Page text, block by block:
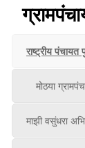
राष्ट्रीय
मोठया
माझी वसुंधरा